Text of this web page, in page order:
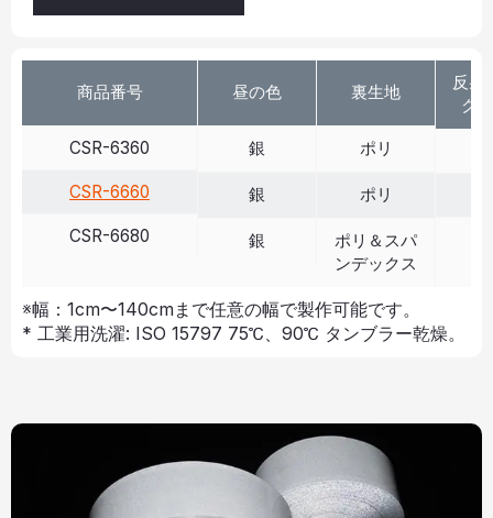
商品番号
CSR-6360
CSR-6660
CSR-6680
昼の色
銀
銀
銀
裏生地
ポリ
ポリ
ポリ＆スパ
ンデックス
反射
ク
※幅：1cm〜140cmまで任意の幅で製作可能です。
* 工業用洗濯: ISO 15797 75℃、90℃ タンブラー乾燥。